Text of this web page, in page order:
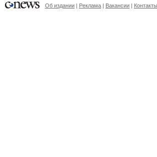
Об издании | Реклама | Вакансии | Контакты